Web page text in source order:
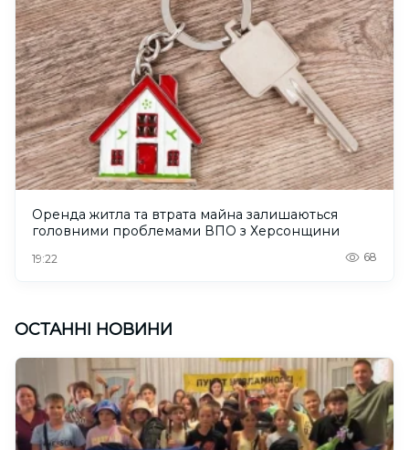
Оренда житла та втрата майна залишаються
головними проблемами ВПО з Херсонщини
19:22 68
ОСТАННІ НОВИНИ